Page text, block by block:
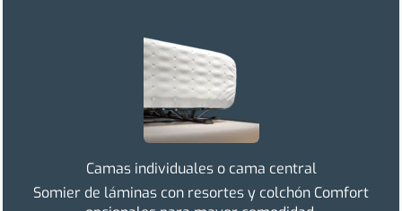
Camas individuales o cama central
Somier de láminas con resortes y colchón Comfort